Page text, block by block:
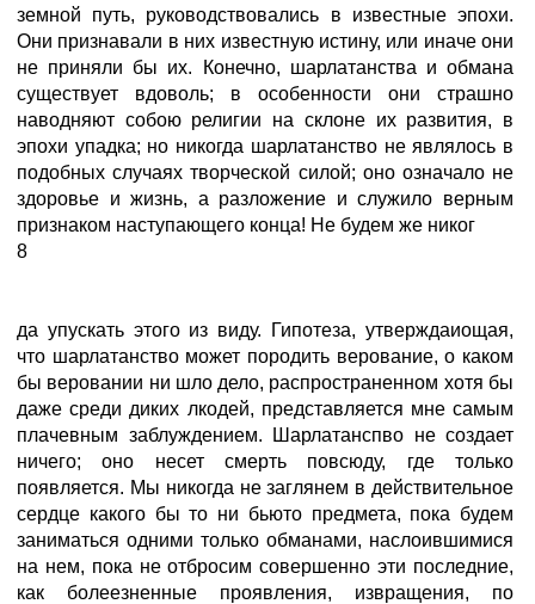
земной путь, руководствовались в известные эпохи.
Они признавали в них известную истину, или иначе они
не приняли бы их. Конечно, шарлатанства и обмана
существует вдоволь; в особенности они страшно
наводняют собою религии на склоне их развития, в
эпохи упадка; но никогда шарлатанство не являлось в
подобных случаях творческой силой; оно означало не
здоровье и жизнь, а разложение и служило верным
признаком наступающего конца! Не будем же никог
8
да упускать этого из виду. Гипотеза, утверждаиощая,
что шарлатанство может породить верование, о каком
бы веровании ни шло дело, распространенном хотя бы
даже среди диких лкодей, представляется мне самым
плачевным заблуждением. Шарлатанспво не создает
ничего; оно несет смерть повсюду, где только
появляется. Мы никогда не заглянем в действительное
сердце какого бы то ни бьюто предмета, пока будем
заниматься одними только обманами, наслоившимися
на нем, пока не отбросим совершенно эти последние,
как болеезненные проявления, извращения, по